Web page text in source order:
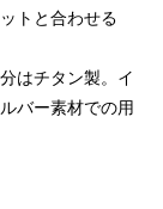
トと合わせる
はチタン製。イ
バー素材での用